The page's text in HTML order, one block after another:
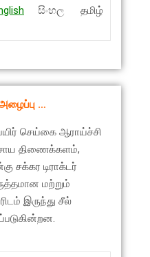
සිංහල தமிழ்
…
செய்கை ஆராய்ச்சி
திணைக்களம்,
டிராக்டர்
மற்றும்
இருந்து சீல்